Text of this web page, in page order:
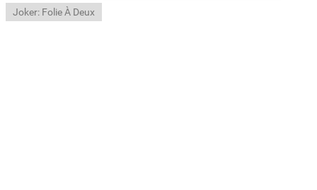
Joker: Folie À Deux